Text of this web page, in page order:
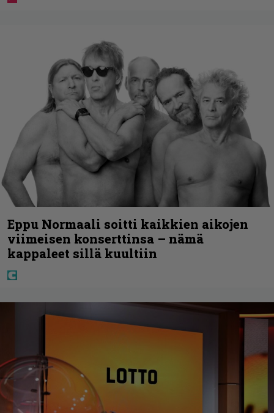
Eppu Normaali soitti kaikkien aikojen
viimeisen konserttinsa – nämä
kappaleet sillä kuultiin